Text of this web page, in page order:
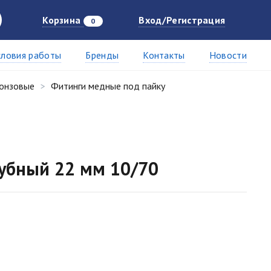
Корзина 0 Вход/Регистрация
работы Бренды Контакты Новости
Фитинги медные под пайку
22 мм 10/70